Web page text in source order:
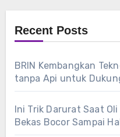
Recent Posts
BRIN Kembangkan
tanpa Api untuk
Ini Trik Darurat Saat
Bekas Bocor Sampai